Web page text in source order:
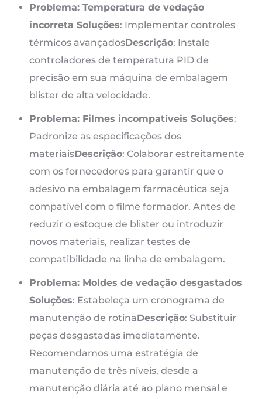
Problema: Temperatura de vedação
incorreta Soluções: Implementar controles
térmicos avançadosDescrição: Instale
controladores de temperatura PID de
precisão em sua máquina de embalagem
blister de alta velocidade.
Problema: Filmes incompatíveis Soluções:
Padronize as especificações dos
materiaisDescrição: Colaborar estreitamente
com os fornecedores para garantir que o
adesivo na embalagem farmacêutica seja
compatível com o filme formador. Antes de
reduzir o estoque de blister ou introduzir
novos materiais, realizar testes de
compatibilidade na linha de embalagem.
Problema: Moldes de vedação desgastados
Soluções: Estabeleça um cronograma de
manutenção de rotinaDescrição: Substituir
peças desgastadas imediatamente.
Recomendamos uma estratégia de
manutenção de três níveis, desde a
manutenção diária até ao plano mensal e